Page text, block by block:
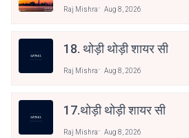
Raj Mishra Aug 8, 2026
18. थोड़ी थोड़ी शायर सी
Raj Mishra Aug 8, 2026
17.थोड़ी थोड़ी शायर सी
Raj Mishra Aug 8, 2026